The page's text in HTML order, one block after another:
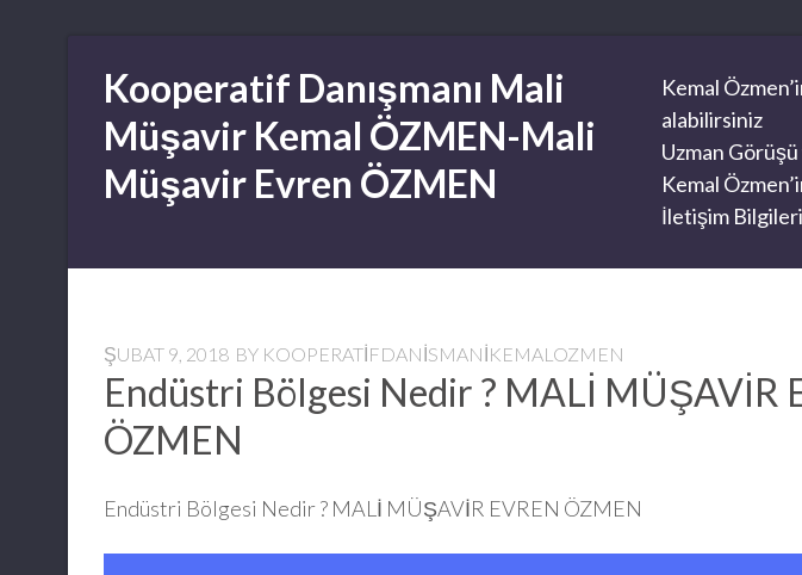
contentKooperatif Danışmanı Mali
Müşavir Kemal ÖZMEN-Mali
Müşavir Evren ÖZMEN
Kemal
alabilirsiniz
Uzman
Kemal
İletişim
ŞUBAT 9, 2018 BY KOOPERATIFDANISMANIKEMALOZMEN
Endüstri Bölgesi Nedir ? MALİ MÜŞAVİR
ÖZMEN
Endüstri Bölgesi Nedir ? MALİ MÜŞAVİR EVREN ÖZMEN